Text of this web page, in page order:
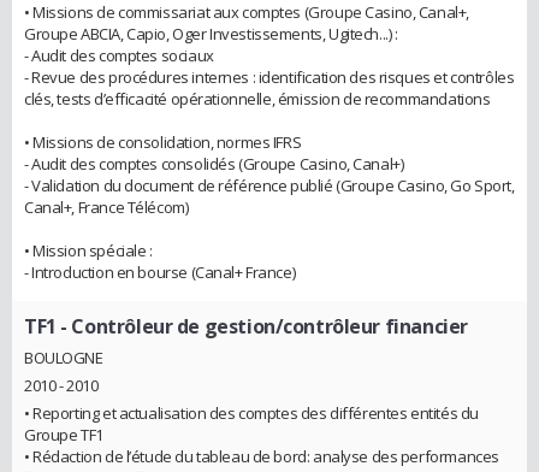
• Missions de commissariat aux comptes (Groupe Casino, Canal+,
Groupe ABCIA, Capio, Oger Investissements, Ugitech...) :
- Audit des comptes sociaux
- Revue des procédures internes : identification des risques et contrôles
clés, tests d’efficacité opérationnelle, émission de recommandations
• Missions de consolidation, normes IFRS
- Audit des comptes consolidés (Groupe Casino, Canal+)
- Validation du document de référence publié (Groupe Casino, Go Sport,
Canal+, France Télécom)
• Mission spéciale :
- Introduction en bourse (Canal+ France)
TF1 - Contrôleur de gestion/contrôleur financier
BOULOGNE
2010 - 2010
• Reporting et actualisation des comptes des différentes entités du
Groupe TF1
• Rédaction de l’étude du tableau de bord: analyse des performances